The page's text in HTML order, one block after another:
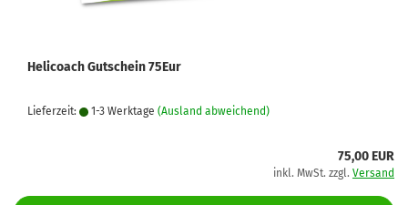
Helicoach Gutschein 75Eur
Lieferzeit: 1-3 Werktage (Ausland abweichend)
75,00 EUR
inkl. MwSt. zzgl. Versand